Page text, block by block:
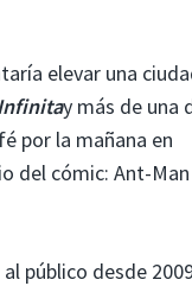
elevar una
y más de una
por la mañana en
del cómic: Ant-Man
público desde